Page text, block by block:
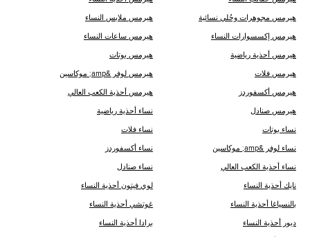
هيرمس مجوهرات وحُلي نسائية هيرمس ملابس النساء
هيرمس إكسسوارات النساء هيرمس ساعات النساء
هيرمس أحذية رياضية هيرمس بوتات
هيرمس فلات هيرمس لوفر &amp; موكاسين
هيرمس أكسفوردز هيرمس أحذية الكعب العالي
هيرمس صنادل نساء أحذية رياضية
نساء بوتات نساء فلات
نساء لوفر &amp; موكاسين نساء أكسفوردز
نساء أحذية الكعب العالي نساء صنادل
نايك أحذية النساء لوي فيتون أحذية النساء
ب‍‍النسياغا أحذية النساء غوتشي أحذية النساء
ديور أحذية النساء برادا أحذية النساء